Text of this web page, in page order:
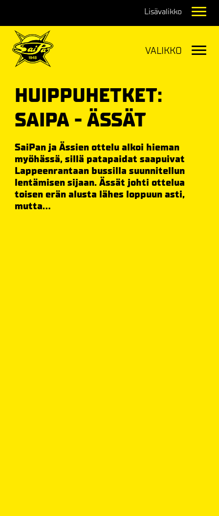
HUIPPUHETKET:
SAIPA - ÄSSÄT
SaiPan ja Ässien ottelu alkoi hieman
myöhässä, sillä patapaidat saapuivat
Lappeenrantaan bussilla suunnitellun
lentämisen sijaan. Ässät johti ottelua
toisen erän alusta lähes loppuun asti,
mutta...